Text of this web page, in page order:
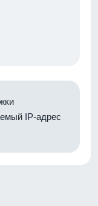
IP-адрес